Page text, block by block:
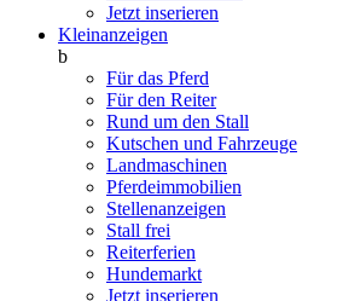
Jetzt inserieren
Kleinanzeigen
b
Für das Pferd
Für den Reiter
Rund um den Stall
Kutschen und Fahrzeuge
Landmaschinen
Pferdeimmobilien
Stellenanzeigen
Stall frei
Reiterferien
Hundemarkt
Jetzt inserieren